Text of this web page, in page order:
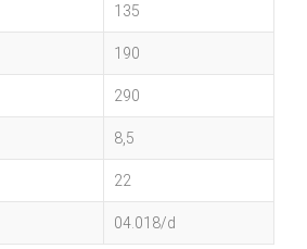
135
190
290
8,5
22
04.018/d